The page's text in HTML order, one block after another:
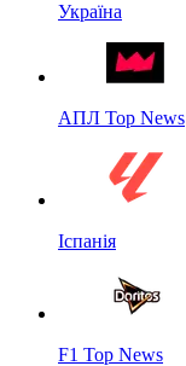
Україна
АПЛ Top News
Іспанія
F1 Top News